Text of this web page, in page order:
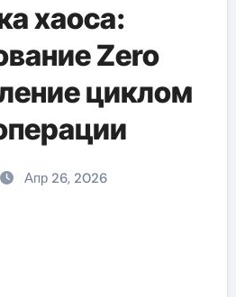
хаоса:
Zero
циклом
Апр 26, 2026